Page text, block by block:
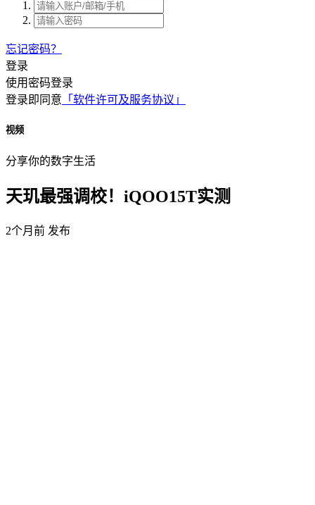
忘记密码？
登录
使用密码登录
登录即同意 「软件许可及服务协议」
视频
分享你的数字生活
天玑最强调校！iQOO15T实测
2个月前 发布